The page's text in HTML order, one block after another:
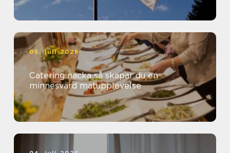
05. juli 2026
Catering nacka så skapar du en
minnesvärd matupplevelse